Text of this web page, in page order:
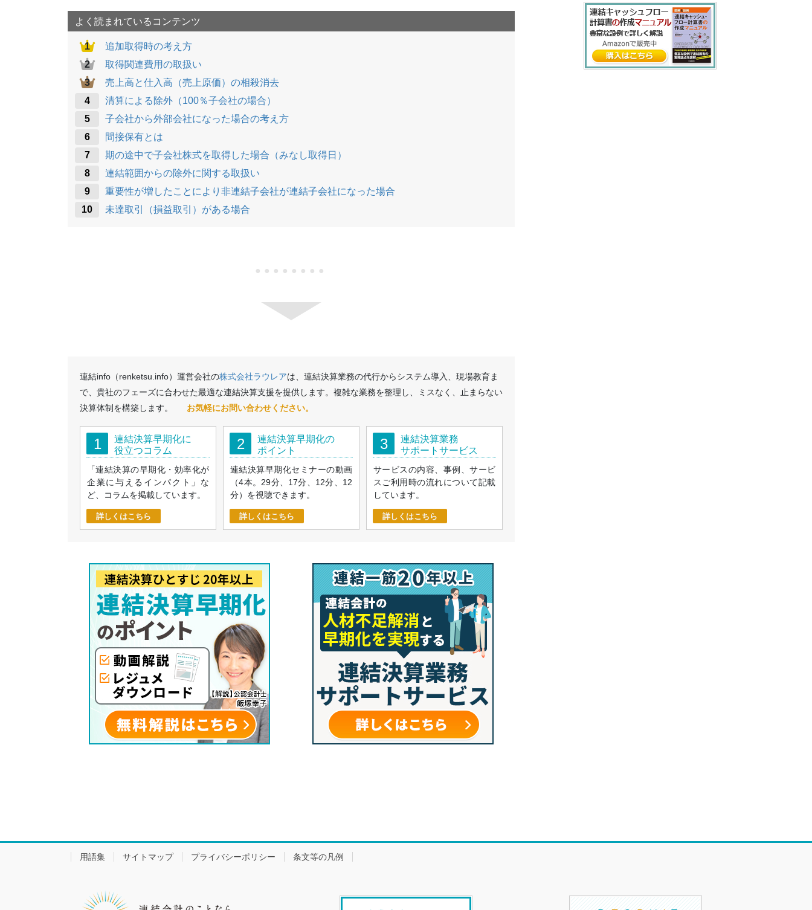
k
よく読まれているコンテンツ
追加取得時の考え方
取得関連費用の取扱い
売上高と仕入高（売上原価）の相殺消去
清算による除外（100％子会社の場合）
子会社から外部会社になった場合の考え方
間接保有とは
期の途中で子会社株式を取得した場合（みなし取得日）
連結範囲からの除外に関する取扱い
重要性が増したことにより非連結子会社が連結子会社になった場合
未達取引（損益取引）がある場合
●●●●●●●●
連結info（renketsu.info）運営会社の株式会社ラウレアは、連結決算業務の代行からシステム導入、現場教育ま
で、貴社のフェーズに合わせた最適な連結決算支援を提供します。複雑な業務を整理し、ミスなく、止まらない
決算体制を構築します。
お気軽にお問い合わせください。
1
連結決算早期化に
役立つコラム
「連結決算の早期化・効率化が
企業に与えるインパクト」な
ど、コラムを掲載しています。
詳しくはこちら
2
連結決算早期化の
ポイント
連結決算早期化セミナーの動画
（4本。29分、17分、12分、12
分）を視聴できます。
詳しくはこちら
3
連結決算業務
サポートサービス
サービスの内容、事例、サービ
スご利用時の流れについて記載
しています。
詳しくはこちら
用語集 サイトマップ プライバシーポリシー 条文等の凡例